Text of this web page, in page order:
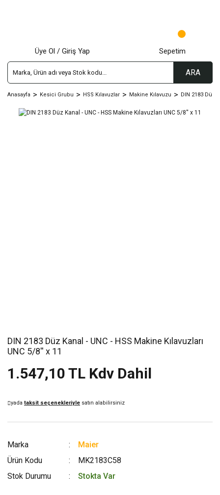
ARA
Üye Ol / Giriş Yap Sepetim
Anasayfa Kesici Grubu HSS Kılavuzlar Makine Kılavuzu DIN 2183 Düz
DIN 2183 Düz Kanal - UNC - HSS Makine Kılavuzları
UNC 5/8'' x 11
1.547,10 TL Kdv Dahil
yada taksit seçenekleriyle satın alabilirsiniz
Marka
Maier
Ürün Kodu
MK2183C58
Stok Durumu
Stokta Var